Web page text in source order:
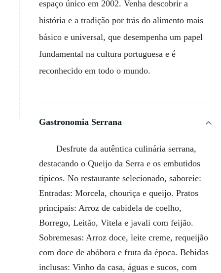
espaço único em 2002. Venha descobrir a
história e a tradição por trás do alimento mais
básico e universal, que desempenha um papel
fundamental na cultura portuguesa e é
reconhecido em todo o mundo.
Gastronomia Serrana
Desfrute da autêntica culinária serrana,
destacando o Queijo da Serra e os embutidos
típicos. No restaurante selecionado, saboreie:
Entradas: Morcela, chouriça e queijo. Pratos
principais: Arroz de cabidela de coelho,
Borrego, Leitão, Vitela e javali com feijão.
Sobremesas: Arroz doce, leite creme, requeijão
com doce de abóbora e fruta da época. Bebidas
inclusas: Vinho da casa, águas e sucos, com